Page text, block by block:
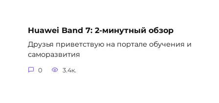
Huawei Band 7: 2-минутный обзор
Друзья приветствую на портале обучения и
саморазвития
0 3.4к.